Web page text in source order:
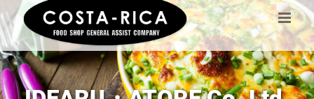
Skip
to
content